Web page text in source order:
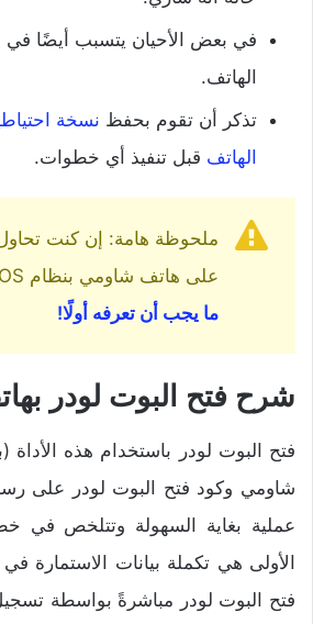
في بعض الأحيان يتسبب أيضًا
الهاتف.
تذكر أن تقوم بحفظ نسخة
الهاتف قبل تنفيذ أي خطوات.
ملحوظة هامة: إن كنت تحاول
على هاتف شاومي بنظام HyperOS – فهناك
ما يجب أن تعرفه أولًا!
شرح فتح البوت لودر
فتح البوت لودر باستخدام هذه
شاومي وكود فتح البوت لودر على
عملية بغاية السهولة وتتلخص في
الأولى هي تكملة بيانات الاستمارة
فتح البوت لودر مباشرةً بواسطة